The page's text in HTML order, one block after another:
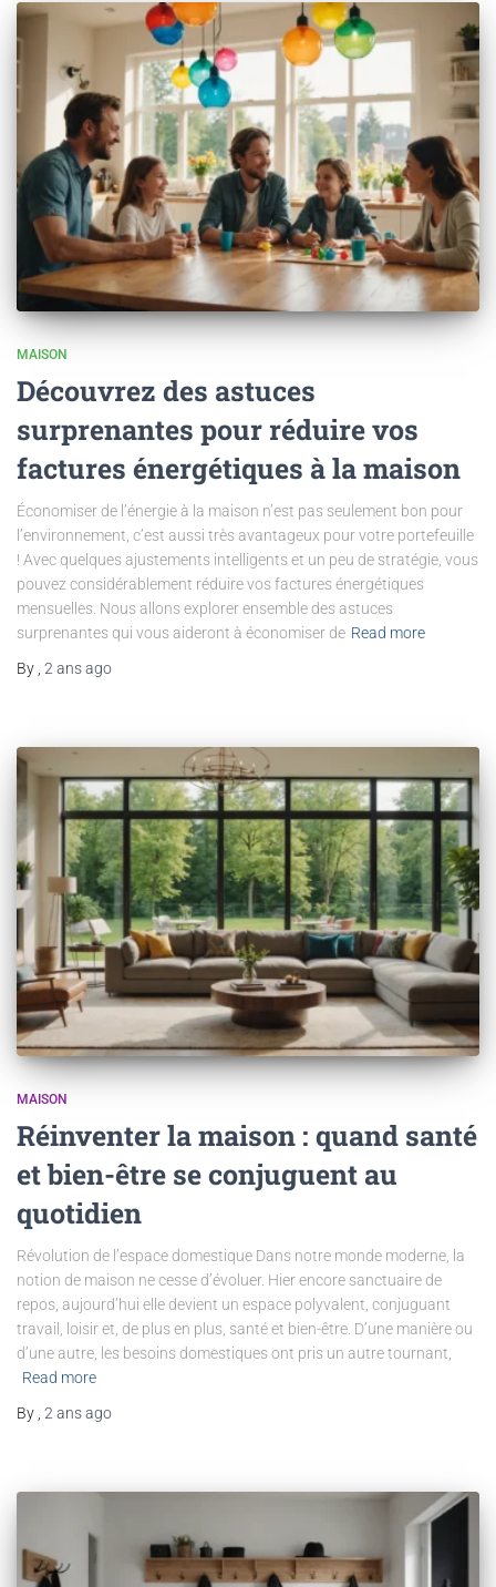
MAISON
Découvrez des astuces
surprenantes pour réduire vos
factures énergétiques à la maison
Économiser de l’énergie à la maison n’est pas seulement bon pour
l’environnement, c’est aussi très avantageux pour votre portefeuille
! Avec quelques ajustements intelligents et un peu de stratégie, vous
pouvez considérablement réduire vos factures énergétiques
mensuelles. Nous allons explorer ensemble des astuces
surprenantes qui vous aideront à économiser de Read more
By 2 ansago
MAISON
Réinventer la maison : quand santé
et bien-être se conjuguent au
quotidien
Révolution de l’espace domestique Dans notre monde moderne, la
notion de maison ne cesse d’évoluer. Hier encore sanctuaire de
repos, aujourd’hui elle devient un espace polyvalent, conjuguant
travail, loisir et, de plus en plus, santé et bien-être. D’une manière ou
d’une autre, les besoins domestiques ont pris un autre tournant,
Read more
By 2 ansago